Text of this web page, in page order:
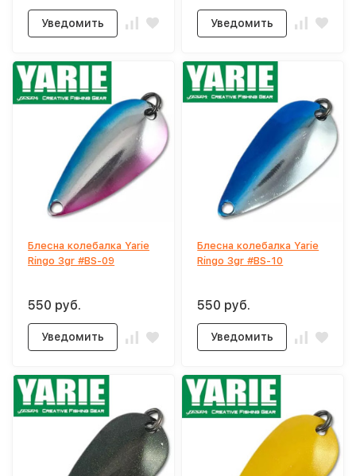
Уведомить Уведомить
Блесна колебалка Yarie
Ringo 3gr #BS-09
550 руб.
Уведомить
Блесна колебалка Yarie
Ringo 3gr #BS-10
550 руб.
Уведомить